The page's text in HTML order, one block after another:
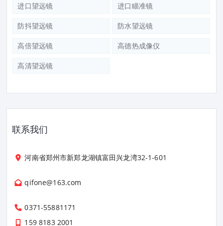
进口望远镜 进口瞄准镜
防抖望远镜 防水望远镜
高倍望远镜 高德热成像仪
高清望远镜
联系我们
河南省郑州市新郑龙湖镇富田兴龙湾32-1-601
qifone@163.com
0371-55881171
159 8183 2001